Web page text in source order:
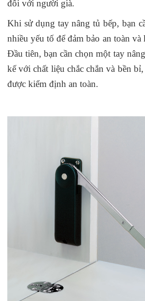
đối với người già.
Khi sử dụng tay nâng tủ bếp, bạn
nhiều yếu tố để đảm bảo an toàn và
Đầu tiên, bạn cần chọn một tay
kế với chất liệu chắc chắn và bền
được kiểm định an toàn.